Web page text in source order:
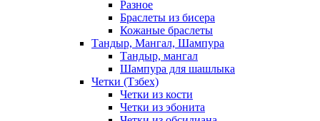
Разное
Браслеты из бисера
Кожаные браслеты
Тандыр, Мангал, Шампура
Тандыр, мангал
Шампура для шашлыка
Четки (Тзбех)
Четки из кости
Четки из эбонита